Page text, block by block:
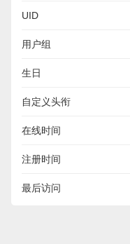
UID
用户组
生日
自定义头衔
在线时间
注册时间
最后访问